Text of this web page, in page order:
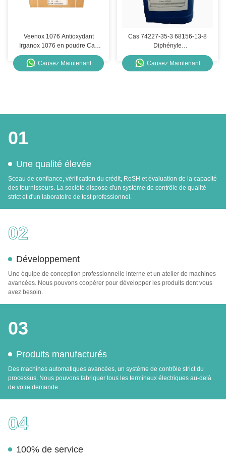
Veenox 1076 Antioxydant
Irganox 1076 en poudre Cas
2082-79-3 Chitec
Causez Maintenant
Cas 74227-35-3 68156-13-8
Diphényle
[Phénylthyo]Phényle]Sulfonium
Hexaflu Photoinitiateur UV
Curation
Causez Maintenant
01
Une qualité élevée
Sceau de confiance, vérification du crédit, RoSH et évaluation de la capacité
des fournisseurs. La société dispose d'un système de contrôle de qualité
strict et d'un laboratoire de test professionnel.
02
Développement
Une équipe de conception professionnelle interne et un atelier de machines
avancées. Nous pouvons coopérer pour développer les produits dont vous
avez besoin.
03
Produits manufacturés
Des machines automatiques avancées, un système de contrôle strict du
processus. Nous pouvons fabriquer tous les terminaux électriques au-delà
de votre demande.
04
100% de service